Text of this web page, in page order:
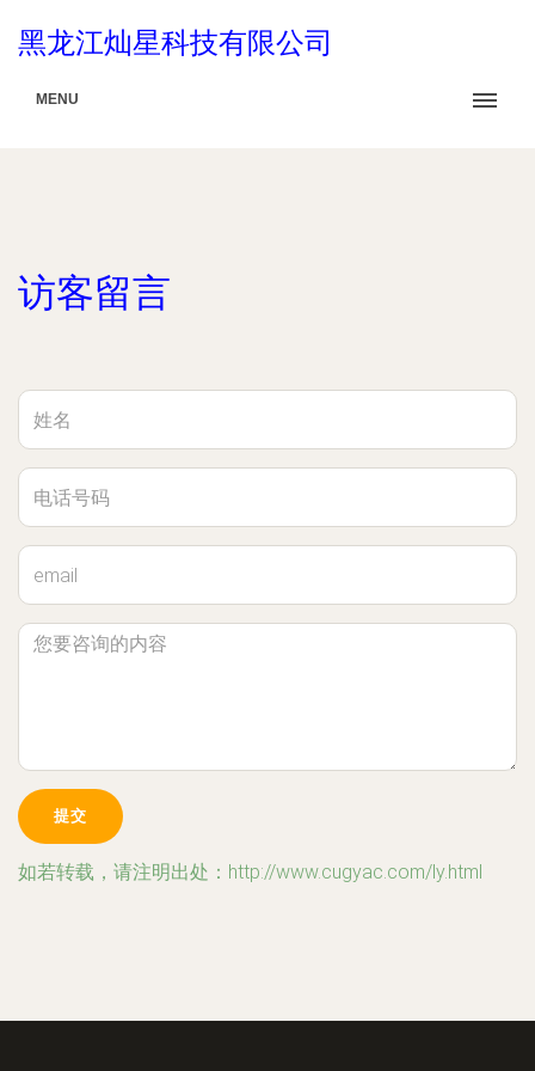
黑龙江灿星科技有限公司
MENU
访客留言
如若转载，请注明出处：http://www.cugyac.com/ly.html